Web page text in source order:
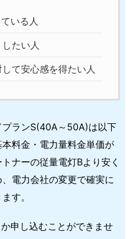
いる人
たい人
て安心感を得たい人
ランS(40A～50A)は以下
料金・電力量料金単価が
ナーの従量電灯Bより安く
電力会社の変更で確実に
す。
申し込むことができませ